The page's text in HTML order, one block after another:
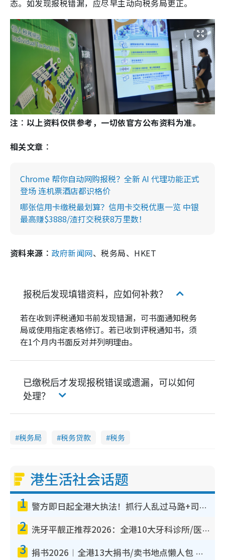
态。如发现报税错漏，应尽早主动向税务局更正。
注︰以上资料仅供参考，一切依官方公布资料为准。
相关文章︰
Chrome 帮你自动网购报税？全新 AI 代理功能正式
登场 连机票酒店都识格价
哪张信用卡缴税最划算？信用卡交税优惠一览 中银
最高赚$3888/渣打交税获8万里数！
资料来源︰ 政府新闻网、税务局、HKET
报税后发现填错资料，应如何补救？
若在收到评税通知书前发现错漏，可书面通知税务
局或使用指定表格修订。若已收到评税通知书，须
在1个月内书面反对并列明理由。
已缴税后才发现报税错误或遗漏，可以如何
处理？
税务局 税务贷款 税务
港生活社会话题
1 警方即日起全港大执法！抓行人乱过马路+司机不专注驾驶！乱过马路罚$2000
2 洗牙平靓正推荐2026：全港10大牙科诊所/医院懒人包，夜诊至8点/镇静洁牙/医疗券适用
3 捐书2026︱全港13大捐书/卖书地点懒人包 二手课本最高$150＋旧书换免费咖啡/戏票